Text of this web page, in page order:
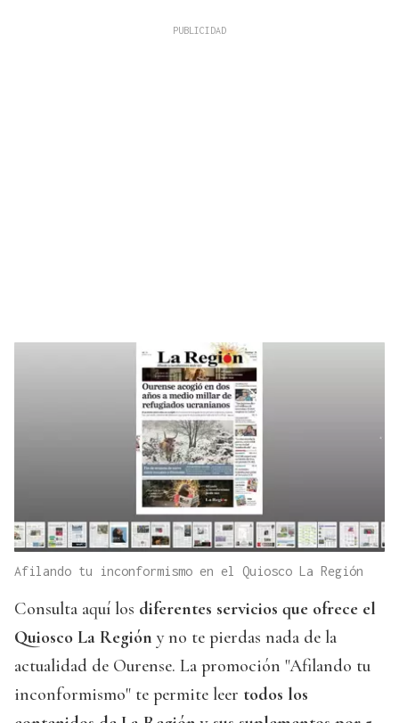
Afilando tu inconformismo en el Quiosco La Región
Consulta aquí los diferentes servicios que ofrece el
Quiosco La Región y no te pierdas nada de la
actualidad de Ourense. La promoción "Afilando tu
inconformismo" te permite leer todos los